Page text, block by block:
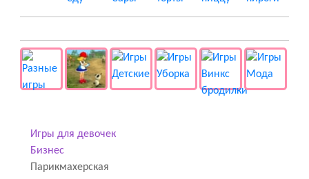
Игры для девочек
Бизнес
Парикмахерская